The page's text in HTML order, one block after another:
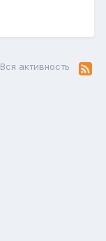
Вся активность